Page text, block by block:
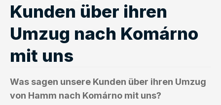
Kunden über ihren
Umzug nach Komárno
mit uns
Was sagen unsere Kunden über ihren Umzug
von Hamm nach Komárno mit uns?